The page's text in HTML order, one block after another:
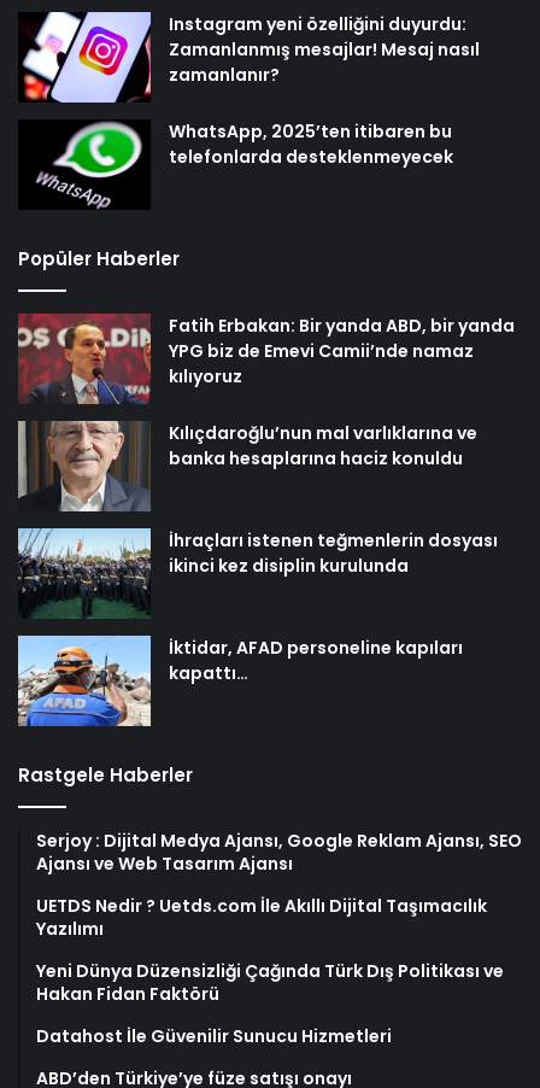
Instagram yeni özelliğini duyurdu:
Zamanlanmış mesajlar! Mesaj nasıl
zamanlanır?
WhatsApp, 2025’ten itibaren bu
telefonlarda desteklenmeyecek
Popüler Haberler
Fatih Erbakan: Bir yanda ABD, bir yanda
YPG biz de Emevi Camii’nde namaz
kılıyoruz
Kılıçdaroğlu’nun mal varlıklarına ve
banka hesaplarına haciz konuldu
İhraçları istenen teğmenlerin dosyası
ikinci kez disiplin kurulunda
İktidar, AFAD personeline kapıları
kapattı…
Rastgele Haberler
Serjoy : Dijital Medya Ajansı, Google Reklam Ajansı, SEO
Ajansı ve Web Tasarım Ajansı
UETDS Nedir ? Uetds.com İle Akıllı Dijital Taşımacılık
Yazılımı
Yeni Dünya Düzensizliği Çağında Türk Dış Politikası ve
Hakan Fidan Faktörü
Datahost İle Güvenilir Sunucu Hizmetleri
ABD’den Türkiye’ye füze satışı onayı